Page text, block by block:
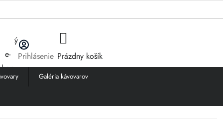
Prihlásenie NÁKUPNÝ
KOŠÍK
Prázdny košík
Galéria kávovarov